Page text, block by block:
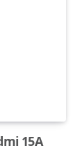
15A